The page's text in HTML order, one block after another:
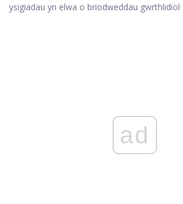
ysigiadau yn elwa o briodweddau gwrthlidiol
ad